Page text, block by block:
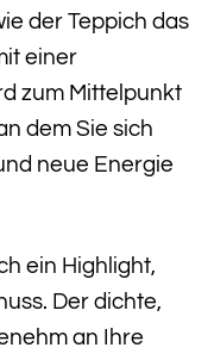
der Teppich das
einer
zum Mittelpunkt
dem Sie sich
neue Energie
ein Highlight,
Der dichte,
an Ihre